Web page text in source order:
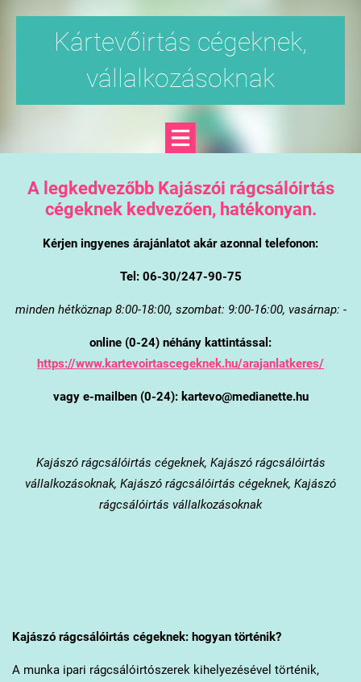
Kártevőirtás cégeknek,
vállalkozásoknak
A legkedvezőbb Kajászói rágcsálóirtás
cégeknek kedvezően, hatékonyan.
Kérjen ingyenes árajánlatot akár azonnal telefonon:
Tel: 06-30/247-90-75
minden hétköznap 8:00-18:00, szombat: 9:00-16:00, vasárnap: -
online (0-24) néhány kattintással:
https://www.kartevoirtascegeknek.hu/arajanlatkeres/
vagy e-mailben (0-24): kartevo@medianette.hu
Kajászórágcsálóirtás cégeknek, Kajászó rágcsálóirtás
vállalkozásoknak, Kajászó rágcsálóirtás cégeknek, Kajászó
rágcsálóirtás vállalkozásoknak
Kajászórágcsálóirtás cégeknek: hogyan történik?
A munka ipari rágcsálóirtószerek kihelyezésével történik,